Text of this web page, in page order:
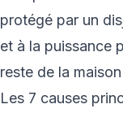
protégé par un
et à la puissance
reste de la
Les 7 causes